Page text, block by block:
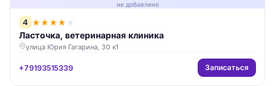
не добавлено
4 ★★★★ ★
Ласточка, ветеринарная клиника
улица Юрия Гагарина, 30 к1
+79193515339 Записаться